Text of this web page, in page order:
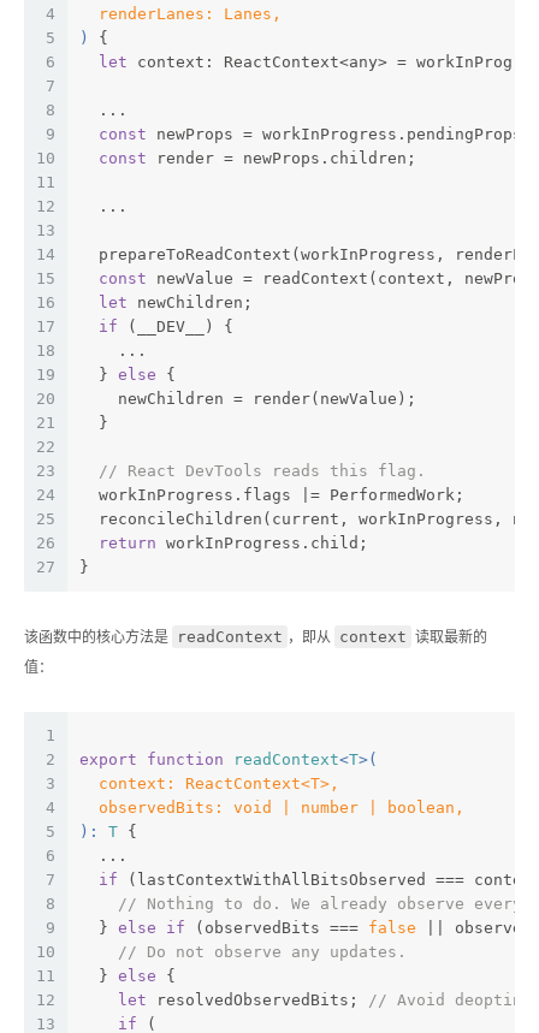
4
5
6
7
8
9
10
11
12
13
14
15
16
17
18
19
20
21
22
23
24
25
26
27
  renderLanes: Lanes,
) {
let context: ReactContext<any> =
  ...
const newProps = workInProgress.pendingProps;
const render = newProps.children;
  ...
prepareToReadContext(workInProgress,
const newValue = readContext(context,
let newChildren;
if (__DEV__) {
    ...
  }
else {
    newChildren = render(newValue);
  }
// React DevTools reads this flag.
  workInProgress.flags |= PerformedWork;
reconcileChildren(current, workInProgress,
return workInProgress.child;
}
该函数中的核心方法是 readContext ，即从 context 读取最新的
值：
1
2
3
4
5
6
7
8
9
10
11
12
13
export function readContext<T>(
  context: ReactContext<T>,
  observedBits: void | number | boolean,
): T {
  ...
if (lastContextWithAllBitsObserved ===
// Nothing to do. We already observe
  }
else if (observedBits === false ||
// Do not observe any updates.
  }
else {
let resolvedObservedBits; // Avoid deopting
if (